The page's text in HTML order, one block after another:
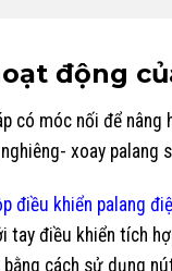
động
có móc nối để
xoay palang
điều khiển palang
tay điều khiển tích
bằng cách sử dụng